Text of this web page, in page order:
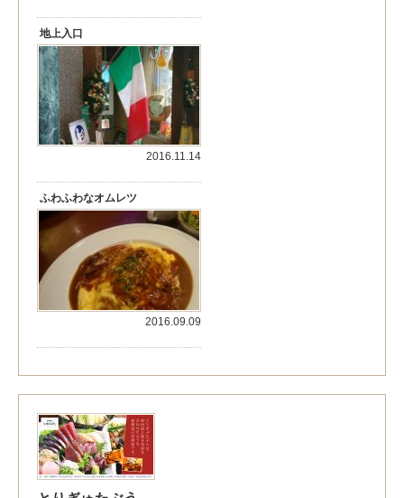
地上入口
2016.11.14
ふわふわなオムレツ
2016.09.09